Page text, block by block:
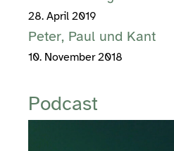
28. April 2019
Peter, Paul und Kant
10. November 2018
Podcast